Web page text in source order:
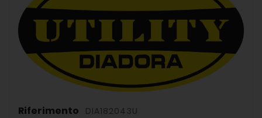
Riferimento DIA182043U